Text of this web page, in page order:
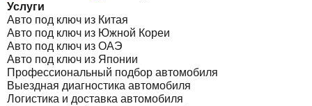
Услуги
Авто под ключ из Китая
Авто под ключ из Южной Кореи
Авто под ключ из ОАЭ
Авто под ключ из Японии
Профессиональный подбор автомобиля
Выездная диагностика автомобиля
Логистика и доставка автомобиля